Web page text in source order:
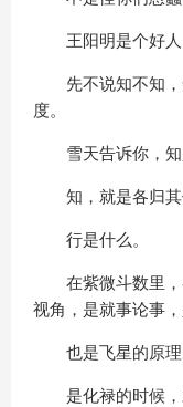
王阳明是个好人
先不说知不知
度。
雪天告诉你，知
知，就是各归其
行是什么。
在紫微斗数里
视角，是就事论事，
也是飞星的原理
是化禄的时候